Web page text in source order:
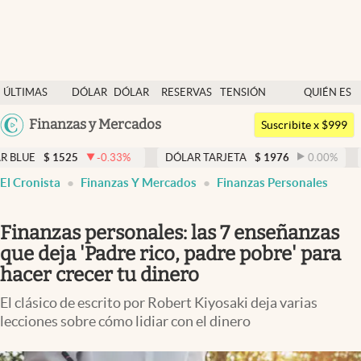
ÚLTIMAS
NOTICIAS
DÓLAR
DÓLAR
RESERVAS
TENSIÓN
GEOPOLÍTICA
QUIÉN ES
QUIÉN
Argentina
Uruguay
Finanzas y Mercados
Dólar
Members
Economía y Política
Finanzas y Mercados
Negocios
Columnistas
Otras secciones
Suscribite x $999
-0.33% DÓLAR TARJETA $ 1976 0.00% DÓLAR MEP
El Cronista Finanzas Y Mercados Finanzas Personales
Finanzas personales: las 7 enseñanzas
que deja 'Padre rico, padre pobre' para
hacer crecer tu dinero
El clásico de escrito por Robert Kiyosaki deja varias
lecciones sobre cómo lidiar con el dinero